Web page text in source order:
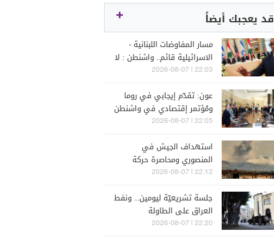
قد يعجبك أيضاً
مسار المفاوضات اللبنانية -
الاسرائيلية قائم.. واشنطن : لا
جديد قبل الانتخابات
22:03 | 2026-08-07
عون: تقدّم إيجابي في روما
ومُؤتمر إقتصادي في واشنطن
22:05 | 2026-08-07
استهداف الجيش في
المنصوري ومحاصرة حركة
صيّادي صور يرفع منسوب
22:12 | 2026-08-07
جلسة تشريعيّة ليومين... ونفط
العراق على الطاولة
22:20 | 2026-08-07